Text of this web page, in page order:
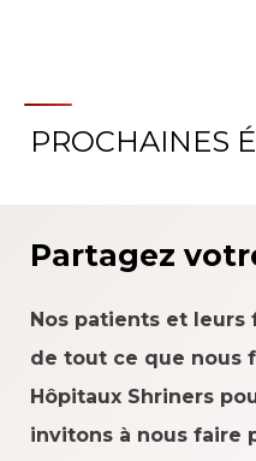
PROCHAINES
Partagez
Nos patients et
de tout ce que nous
Hôpitaux Shriners
invitons à nous faire